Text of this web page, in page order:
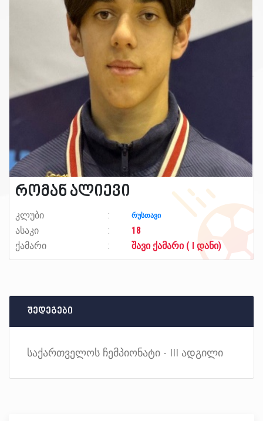
რომან ალიევი
კლუბი რუსთავი
ასაკი
18
ქამარი
შავი ქამარი ( I დანი)
შედეგები
საქართველოს ჩემპიონატი - III ადგილი